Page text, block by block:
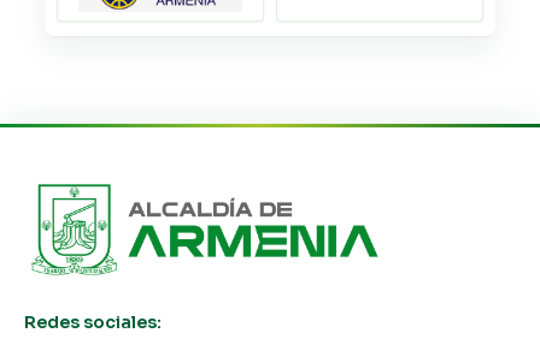
Redes sociales: